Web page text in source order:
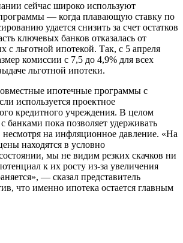
сейчас широко используют
— когда плавающую ставку по
удается снизить за счет остатков
ключевых банков отказалась от
с льготной ипотекой. Так, с 5 апреля
комиссии с 7,5 до 4,9% для всех
льготной ипотеки.
ипотечные программы с
используется проектное
кредитного учреждения. В целом
банками пока позволяет удерживать
на инфляционное давление. «На
находятся в условно
мы не видим резких скачков ни
к их росту из-за увеличения
— сказал представитель
что именно ипотека остается главным